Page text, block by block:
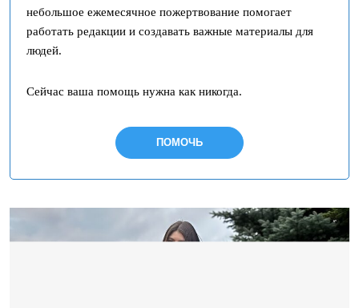
небольшое ежемесячное пожертвование помогает
работать редакции и создавать важные материалы для
людей.
Сейчас ваша помощь нужна как никогда.
ПОМОЧЬ